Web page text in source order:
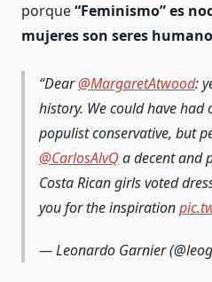
porque“Feminismo” es
mujeres son seres
Dear@MargaretAtwood:
history. We could have
populist conservative, but
@CarlosAlvQ a decent and
Costa Rican girls voted
you for the inspiration
— Leonardo Garnier